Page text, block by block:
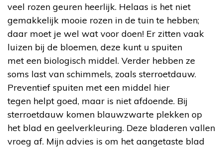
veel rozen geuren heerlijk. Helaas is het niet
gemakkelijk mooie rozen in de tuin te hebben;
daar moet je wel wat voor doen! Er zitten vaak
luizen bij de bloemen, deze kunt u spuiten
met een biologisch middel. Verder hebben ze
soms last van schimmels, zoals sterroetdauw.
Preventief spuiten met een middel hier
tegen helpt goed, maar is niet afdoende. Bij
sterroetdauw komen blauwzwarte plekken op
het blad en geelverkleuring. Deze bladeren vallen
vroeg af. Mijn advies is om het aangetaste blad